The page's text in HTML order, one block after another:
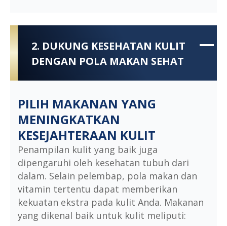
2. DUKUNG KESEHATAN KULIT
DENGAN POLA MAKAN SEHAT
PILIH MAKANAN YANG
MENINGKATKAN
KESEJAHTERAAN KULIT
Penampilan kulit yang baik juga
dipengaruhi oleh kesehatan tubuh dari
dalam. Selain pelembap, pola makan dan
vitamin tertentu dapat memberikan
kekuatan ekstra pada kulit Anda. Makanan
yang dikenal baik untuk kulit meliputi: